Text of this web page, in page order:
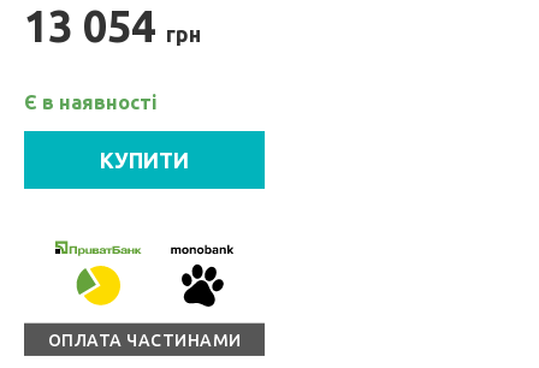
13 054 грн
Є в наявності
КУПИТИ
ОПЛАТА ЧАСТИНАМИ